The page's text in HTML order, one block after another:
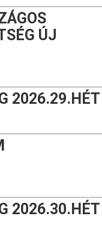
ÚJ
2026.29.HÉT
2026.30.HÉT